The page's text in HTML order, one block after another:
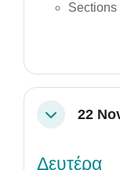
Sections
Collapse
22
Δευτέρα